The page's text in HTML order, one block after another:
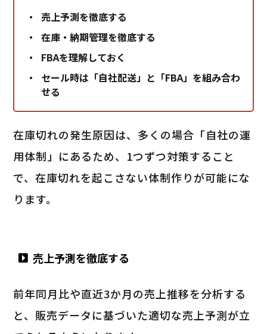
売上予測を徹底する
在庫・納期管理を徹底する
FBAを理解しておく
セール時は「自社配送」と「FBA」を組み合わ
せる
在庫切れの発生原因は、多くの場合「自社の運
用体制」にあるため、1つずつ対策すること
で、在庫切れを起こさない体制作りが可能にな
ります。
売上予測を徹底する
前年同月比や直近3か月の売上推移を分析する
と、販売データに基づいた適切な売上予測が立